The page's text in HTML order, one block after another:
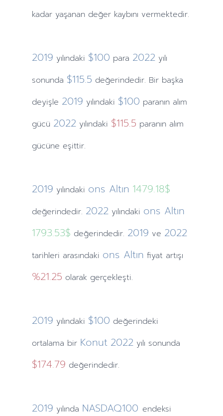
kadar yaşanan değer kaybını vermektedir.
2019 yılındaki $100 para 2022 yılı
sonunda $115.5 değerindedir. Bir başka
deyişle 2019 yılındaki $100 paranın alım
gücü 2022 yılındaki $115.5 paranın alım
gücüne eşittir.
2019 yılındaki ons Altın 1479.18$
değerindedir. 2022 yılındaki ons Altın
1793.53$ değerindedir. 2019 ve 2022
tarihleri arasındaki ons Altın fiyat artışı
%21.25 olarak gerçekleşti.
2019 yılındaki $100 değerindeki
ortalama bir Konut 2022 yılı sonunda
$174.79 değerindedir.
2019 yılında NASDAQ100 endeksi